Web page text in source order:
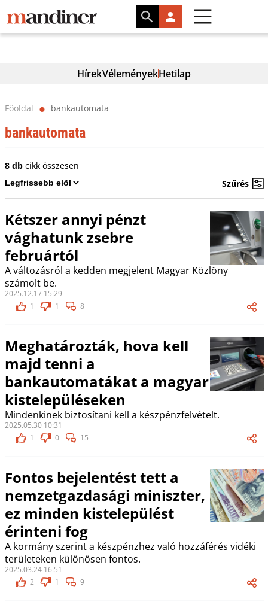
HírekVéleményekHetilap
Főoldal ⬤ bankautomata
bankautomata
8 dbcikk összesen
Szűrés
Kétszer annyi pénzt
vághatunk zsebre
februártól
A változásról a kedden megjelent Magyar Közlöny
számolt be.
2025.12.17 15:29
1
1 8
Meghatározták, hova kell
majd tenni a
bankautomatákat a magyar
kistelepüléseken
Mindenkinek biztosítani kell a készpénzfelvételt.
2025.05.30 10:31
1
0 15
Fontos bejelentést tett a
nemzetgazdasági miniszter,
ez minden kistelepülést
érinteni fog
A kormány szerint a készpénzhez való hozzáférés vidéki
területeken különösen fontos.
2025.03.24 16:51
2
1 9